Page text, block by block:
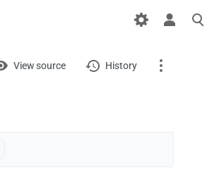
View source History